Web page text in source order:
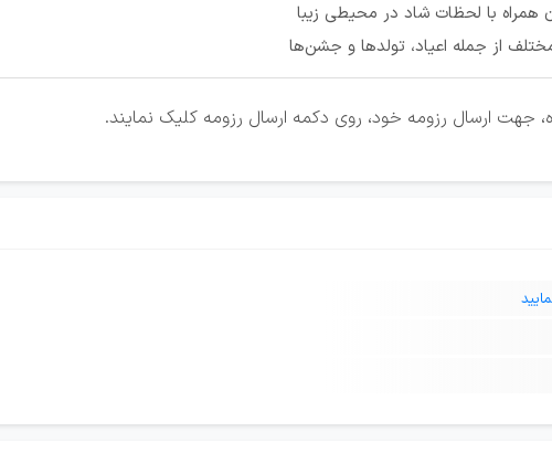
همراه با لحظات شاد در محیطی زیبا
از جمله اعیاد، تولدها و جشن‌ها
جهت ارسال رزومه خود، روی دکمه ارسال رزومه کلیک نمایند.